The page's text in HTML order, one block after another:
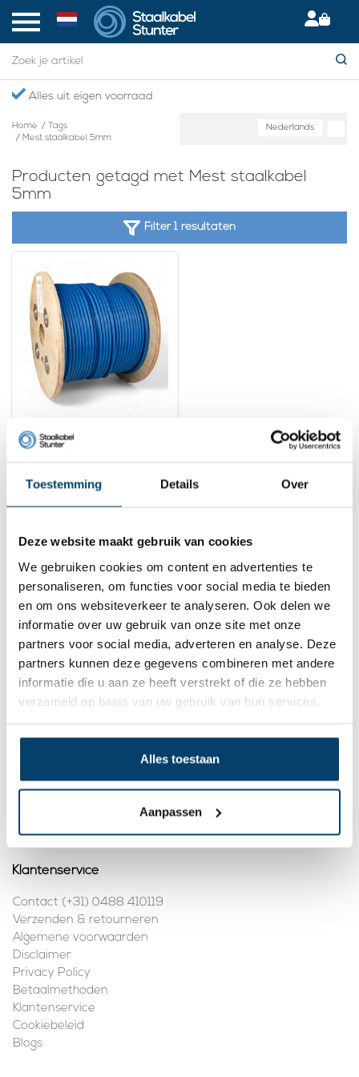
Toestemming Details Over
Deze website maakt gebruik van cookies
We gebruiken cookies om content en advertenties te
personaliseren, om functies voor social media te bieden
en om ons websiteverkeer te analyseren. Ook delen we
informatie over uw gebruik van onze site met onze
partners voor social media, adverteren en analyse. Deze
partners kunnen deze gegevens combineren met andere
informatie die u aan ze heeft verstrekt of die ze hebben
verzameld op basis van uw gebruik van hun services.
Alles toestaan
Aanpassen
Alles uit eigen voorraad
Home /
Tags
/ Mest staalkabel 5mm
Nederlands
Producten getagd met Mest staalkabel
5mm
Filter 1 resultaten
Staalkabel
geplastificeerd 4/6
Contact
E-mail:
info@staalkabelstunter.com
Telefoonnummer: +31488410119
KVK nummer: 78463092
Klantenservice
Contact (+31) 0488 410119
Verzenden & retourneren
Algemene voorwaarden
Disclaimer
Privacy Policy
Betaalmethoden
Klantenservice
Cookiebeleid
Blogs